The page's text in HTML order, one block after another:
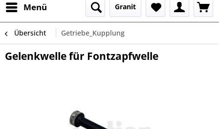
Menü Granit
Übersicht Getriebe_Kupplung
Gelenkwelle für Fontzapfwelle